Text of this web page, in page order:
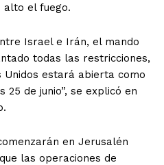
alto el fuego.
Israel e Irán, el mando
todas las restricciones,
estará abierta como
de junio”, se explicó en
en Jerusalén
las operaciones de